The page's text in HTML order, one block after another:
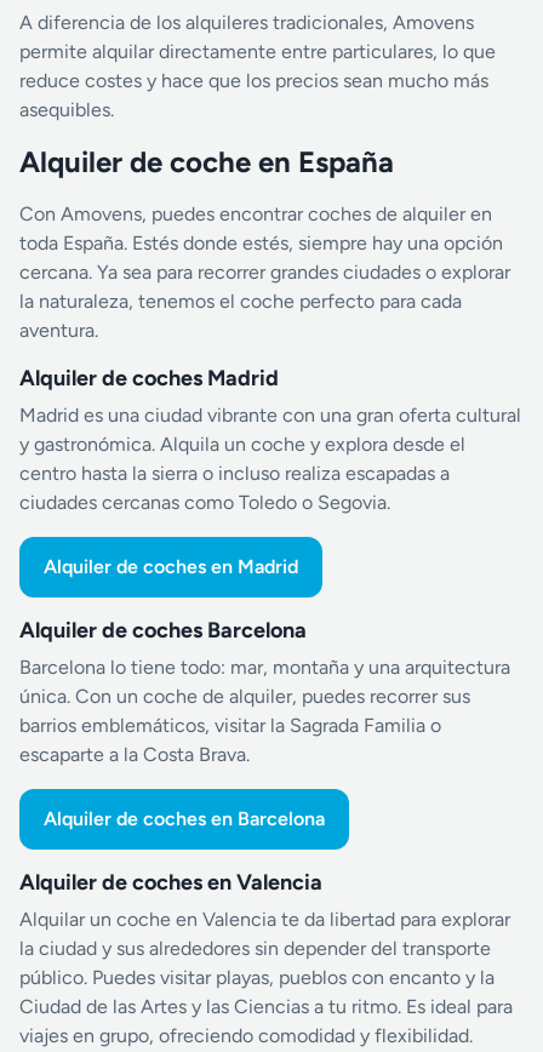
A diferencia de los alquileres tradicionales, Amovens
permite alquilar directamente entre particulares, lo que
reduce costes y hace que los precios sean mucho más
asequibles.
Alquiler de coche en España
Con Amovens, puedes encontrar coches de alquiler en
toda España. Estés donde estés, siempre hay una opción
cercana. Ya sea para recorrer grandes ciudades o explorar
la naturaleza, tenemos el coche perfecto para cada
aventura.
Alquiler de coches Madrid
Madrid es una ciudad vibrante con una gran oferta cultural
y gastronómica. Alquila un coche y explora desde el
centro hasta la sierra o incluso realiza escapadas a
ciudades cercanas como Toledo o Segovia.
Alquiler de coches en Madrid
Alquiler de coches Barcelona
Barcelona lo tiene todo: mar, montaña y una arquitectura
única. Con un coche de alquiler, puedes recorrer sus
barrios emblemáticos, visitar la Sagrada Familia o
escaparte a la Costa Brava.
Alquiler de coches en Barcelona
Alquiler de coches en Valencia
Alquilar un coche en Valencia te da libertad para explorar
la ciudad y sus alrededores sin depender del transporte
público. Puedes visitar playas, pueblos con encanto y la
Ciudad de las Artes y las Ciencias a tu ritmo. Es ideal para
viajes en grupo, ofreciendo comodidad y flexibilidad.